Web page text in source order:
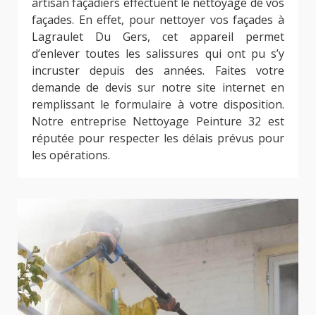
façades. En effet, pour nettoyer vos façades à
Lagraulet Du Gers, cet appareil permet
d’enlever toutes les salissures qui ont pu s’y
incruster depuis des années. Faites votre
demande de devis sur notre site internet en
remplissant le formulaire à votre disposition.
Notre entreprise Nettoyage Peinture 32 est
réputée pour respecter les délais prévus pour
les opérations.